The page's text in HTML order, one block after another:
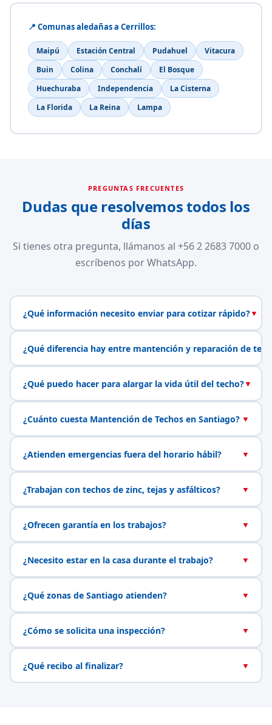
📍 Comunas aledañas a Cerrillos:
Maipú Estación Central Pudahuel
Vitacura
Buin
Colina Conchalí
El Bosque
Huechuraba
Independencia
La Cisterna
La Florida
La Reina Lampa
PREGUNTAS FRECUENTES
Dudas que resolvemos todos los
días
Si tienes otra pregunta, llámanos al +56 2 2683 7000 o
escríbenos por WhatsApp.
¿Qué información necesito enviar para cotizar rápido?▼
¿Qué diferencia hay entre mantención y reparación de
¿Qué puedo hacer para alargar la vida útil del techo?▼
¿Cuánto cuesta Mantención de Techos en Santiago? ▼
¿Atienden emergencias fuera del horario hábil? ▼
¿Trabajan con techos de zinc, tejas y asfálticos? ▼
¿Ofrecen garantía en los trabajos? ▼
¿Necesito estar en la casa durante el trabajo? ▼
¿Qué zonas de Santiago atienden? ▼
¿Cómo se solicita una inspección? ▼
¿Qué recibo al finalizar? ▼